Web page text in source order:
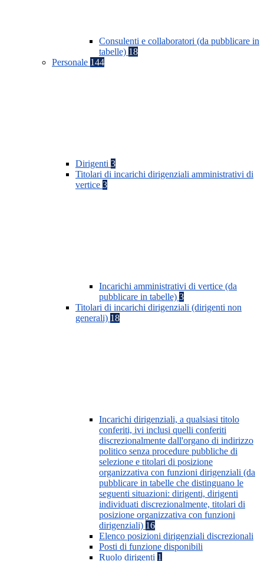
Consulenti e collaboratori (da pubblicare in
tabelle) 18
Personale 144
Dirigenti 3
Titolari di incarichi dirigenziali amministrativi di
vertice 3
Incarichi amministrativi di vertice (da
pubblicare in tabelle) 3
Titolari di incarichi dirigenziali (dirigenti non
generali) 18
Incarichi dirigenziali, a qualsiasi titolo
conferiti, ivi inclusi quelli conferiti
discrezionalmente dall'organo di indirizzo
politico senza procedure pubbliche di
selezione e titolari di posizione
organizzativa con funzioni dirigenziali (da
pubblicare in tabelle che distinguano le
seguenti situazioni: dirigenti, dirigenti
individuati discrezionalmente, titolari di
posizione organizzativa con funzioni
dirigenziali) 16
Elenco posizioni dirigenziali discrezionali
Posti di funzione disponibili
Ruolo dirigenti 1